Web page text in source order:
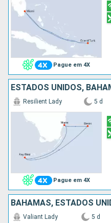
Pague em 4X
ESTADOS UNIDOS,
Pague em 4X
Resilient Lady 5 d
BAHAMAS, ESTADOS
Valiant Lady 5 d